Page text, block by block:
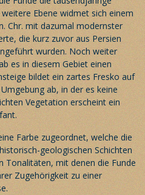
Ebene widmet sich einem
Chr. mit dazumal modernster
die kurz zuvor aus Persien
wurden. Noch weiter
es in diesem Gebiet einen
bildet ein zartes Fresko auf
ab, in der es keine
Vegetation erscheint ein
Farbe zugeordnet, welche die
geologischen Schichten
Tonalitäten, mit denen die Funde
Zugehörigkeit zu einer